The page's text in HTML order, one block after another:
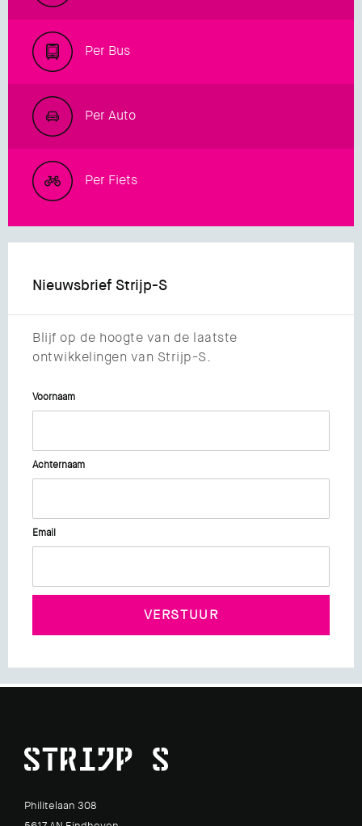
Per Bus
Per Auto
Per Fiets
Nieuwsbrief Strijp-S
Blijf op de hoogte van de laatste
ontwikkelingen van Strijp-S.
Voornaam
Achternaam
Email
Philitelaan 308